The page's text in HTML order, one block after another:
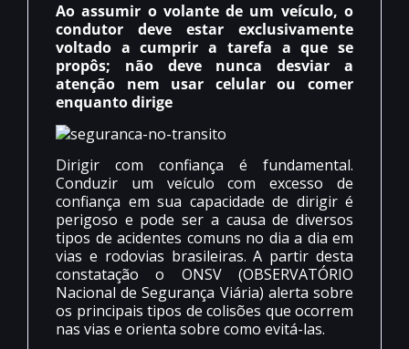
Ao assumir o volante de um veículo, o
condutor deve estar exclusivamente
voltado a cumprir a tarefa a que se
propôs; não deve nunca desviar a
atenção nem usar celular ou comer
enquanto dirige
Dirigir com confiança é fundamental.
Conduzir um veículo com excesso de
confiança em sua capacidade de dirigir é
perigoso e pode ser a causa de diversos
tipos de acidentes comuns no dia a dia em
vias e rodovias brasileiras. A partir desta
constatação o ONSV (OBSERVATÓRIO
Nacional de Segurança Viária) alerta sobre
os principais tipos de colisões que ocorrem
nas vias e orienta sobre como evitá-las.